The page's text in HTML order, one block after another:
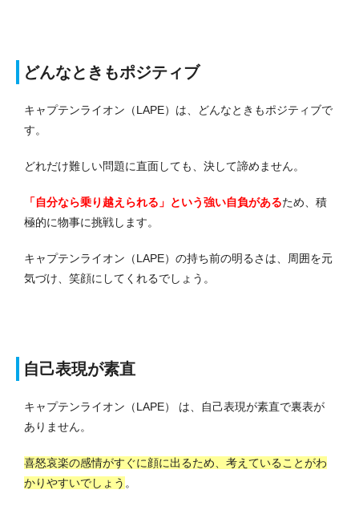
どんなときもポジティブ
キャプテンライオン（LAPE）は、どんなときもポジティブで
す。
どれだけ難しい問題に直面しても、決して諦めません。
「自分なら乗り越えられる」という強い自負があるため、積
極的に物事に挑戦します。
キャプテンライオン（LAPE）の持ち前の明るさは、周囲を元
気づけ、笑顔にしてくれるでしょう。
自己表現が素直
キャプテンライオン（LAPE） は、自己表現が素直で裏表が
ありません。
喜怒哀楽の感情がすぐに顔に出るため、考えていることがわ
かりやすいでしょう 。